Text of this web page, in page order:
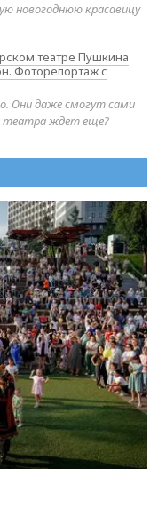
новогоднюю красавицу
театре Пушкина
Фоторепортаж с
Они даже смогут сами
театра ждет еще?